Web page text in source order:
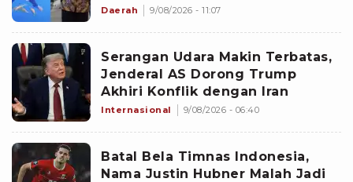
Sherly Tjoanda soal Rumpon
Daerah 9/08/2026 - 11:07
Serangan Udara Makin Terbatas,
Jenderal AS Dorong Trump
Akhiri Konflik dengan Iran
Internasional 9/08/2026 - 06:40
Batal Bela Timnas Indonesia,
Nama Justin Hubner Malah Jadi